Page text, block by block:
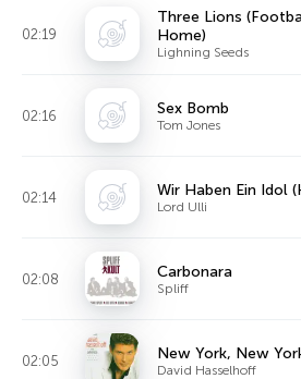
02:19
Three Lions
Home)
Lighning Seeds
02:16 Sex Bomb
Tom Jones
02:14 Wir Haben Ein Idol
Lord Ulli
02:08 Carbonara
Spliff
02:05 New York, New
David Hasselhoff